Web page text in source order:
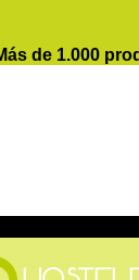
de 1.000